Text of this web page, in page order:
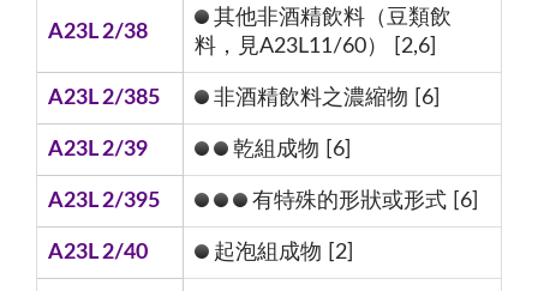
A23L 2/38
其他非酒精飲料（豆類飲
料，見A23L11/60） [2,6]
A23L 2/385 非酒精飲料之濃縮物 [6]
A23L 2/39 乾組成物 [6]
A23L 2/395 有特殊的形狀或形式 [6]
A23L 2/40 起泡組成物 [2]